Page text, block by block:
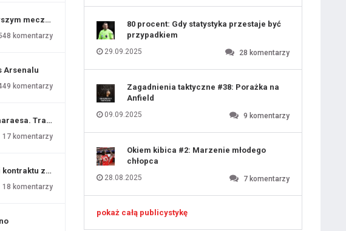
meczu przygotowawczym
komentarzy
Arsenalu
komentarzy
Transfer na ostatniej prostej
17 komentarzy
z Viniciusem Juniorem?
18 komentarzy
80 procent: Gdy statystyka przestaje być
przypadkiem
29.09.2025 28 komentarzy
Zagadnienia taktyczne #38: Porażka na
Anfield
09.09.2025 9 komentarzy
Okiem kibica #2: Marzenie młodego
chłopca
28.08.2025 7 komentarzy
pokaż całą publicystykę